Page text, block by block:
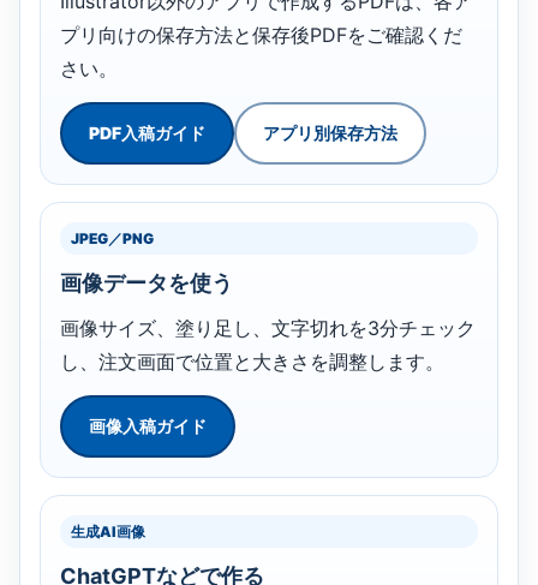
プリ向けの保存方法と保存後PDFをご確認くだ
さい。
PDF入稿ガイド アプリ別保存方法
JPEG／PNG
画像データを使う
画像サイズ、塗り足し、文字切れを3分チェック
し、注文画面で位置と大きさを調整します。
画像入稿ガイド
生成AI画像
ChatGPTなどで作る